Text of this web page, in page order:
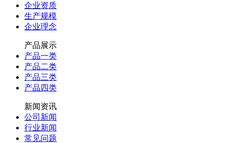
企业资质
生产规模
企业理念
产品展示
产品一类
产品二类
产品三类
产品四类
新闻资讯
公司新闻
行业新闻
常见问题